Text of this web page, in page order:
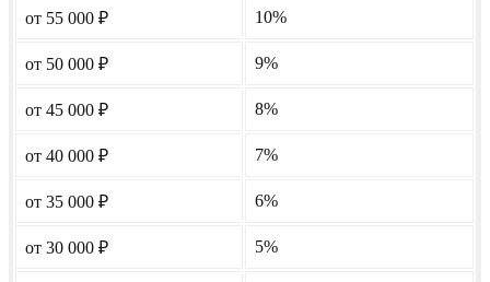
от 55 000 ₽ 10%
от 50 000 ₽ 9%
от 45 000 ₽ 8%
от 40 000 ₽ 7%
от 35 000 ₽ 6%
от 30 000 ₽ 5%